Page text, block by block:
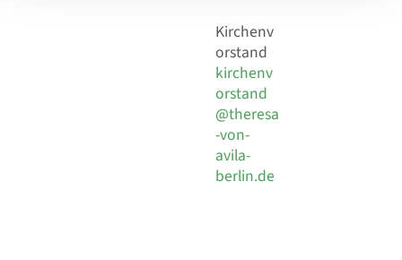
Kirchenv
orstand
kirchenv
orstand
@theresa
-von-
avila-
berlin.de